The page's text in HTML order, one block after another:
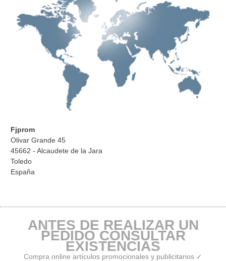
Fjprom
Olivar Grande 45
45662 - Alcaudete de la Jara
Toledo
España
ANTES DE REALIZAR UN
PEDIDO CONSULTAR
EXISTENCIAS
Compra online artículos promocionales y publicitarios ✓